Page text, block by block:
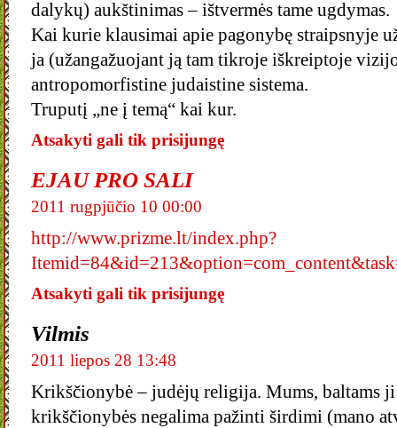
dalykų) aukštinimas – ištvermės tame ugdymas.
Kai kurie klausimai apie pagonybę straipsnyje
ja (užangažuojant ją tam tikroje iškreiptoje
antropomorfistine judaistine sistema.
Truputį „ne į temą“ kai kur.
Atsakyti gali tik prisijungę
EJAU PRO SALI
2011 rugpjūčio 10 00:00
http://www.prizme.lt/index.php?
Atsakyti gali tik prisijungę
Vilmis
2011 liepos 28 13:48
Krikščionybė – judėjų religija. Mums, baltams
krikščionybės negalima pažinti širdimi (mano